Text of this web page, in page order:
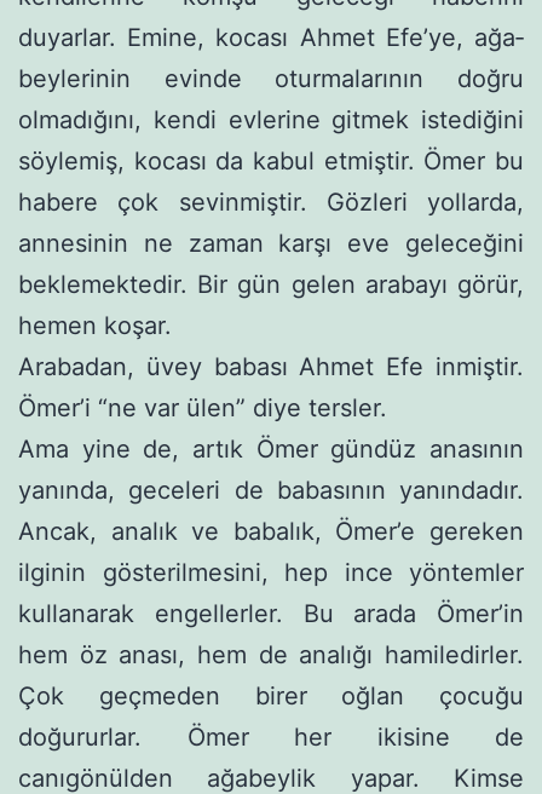
duyarlar. Emine, kocası Ahmet Efe’ye, ağa­
beylerinin evinde oturmalarının doğru
olmadığını, kendi evlerine gitmek istediğini
söylemiş, kocası da kabul etmiştir. Ömer bu
habere çok sevinmiştir. Gözleri yollarda,
annesinin ne zaman karşı eve geleceğini
beklemektedir. Bir gün gelen arabayı görür,
hemen koşar.
Arabadan, üvey babası Ahmet Efe inmiştir.
Ömer’i “ne var ülen” diye tersler.
Ama yine de, artık Ömer gündüz anasının
yanında, geceleri de babasının yanındadır.
Ancak, analık ve babalık, Ömer’e gere­ken
ilginin gösterilmesini, hep ince yöntemler
kullanarak engel­lerler. Bu arada Ömer’in
hem öz anası, hem de analığı hamiledir­ler.
Çok geçmeden birer oğlan çocuğu
doğururlar. Ömer her ikisi­ne de
canıgönülden ağabeylik yapar. Kimse